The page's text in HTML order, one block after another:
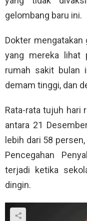
gelombang baru ini.
Dokter mengatakan
yang mereka lihat
rumah sakit bulan
demam tinggi, dan
Rata-rata tujuh hari
antara 21
lebih dari 58
Pencegahan
terjadi ketika
dingin.